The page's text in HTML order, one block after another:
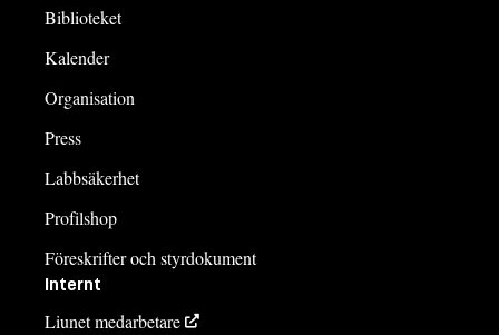
Biblioteket
Kalender
Organisation
Press
Labbsäkerhet
Profilshop
Föreskrifter och styrdokument
Internt
Liunet medarbetare